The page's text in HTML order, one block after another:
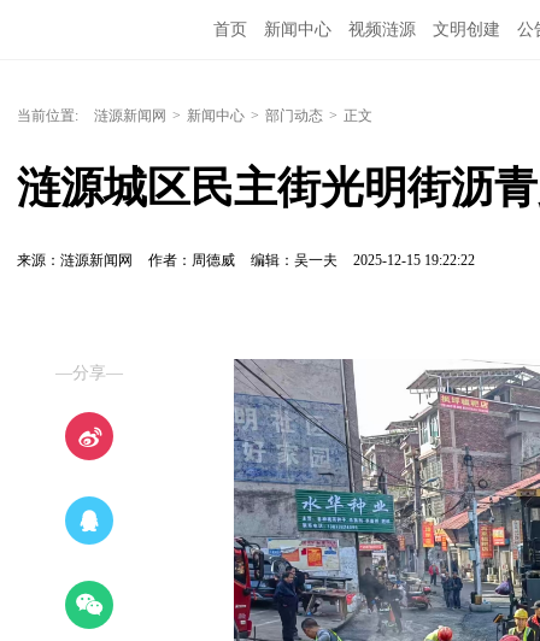
首页 新闻中心 视频涟源 文明创建 公
当前位置: 涟源新闻网 > 新闻中心 > 部门动态 > 正文
涟源城区民主街光明街沥
来源：涟源新闻网 作者：周德威 编辑：吴一夫 2025-12-15 19:22:22
—分享—